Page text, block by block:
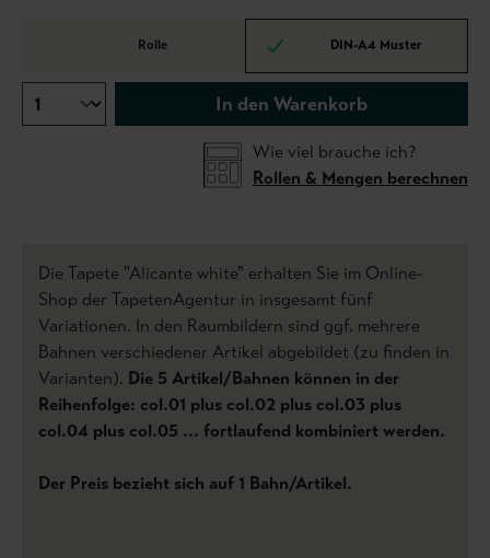
Rolle DIN-A4 Muster
In den Warenkorb
Wie viel brauche ich?
Rollen & Mengen berechnen
Die Tapete "Alicante white" erhalten Sie im Online-
Shop der TapetenAgentur in insgesamt fünf
Variationen. In den Raumbildern sind ggf. mehrere
Bahnen verschiedener Artikel abgebildet (zu finden in
Varianten). Die 5 Artikel/Bahnen können in der
Reihenfolge: col.01 plus col.02 plus col.03 plus
col.04 plus col.05 ... fortlaufend kombiniert werden.
Der Preis bezieht sich auf 1 Bahn/Artikel.